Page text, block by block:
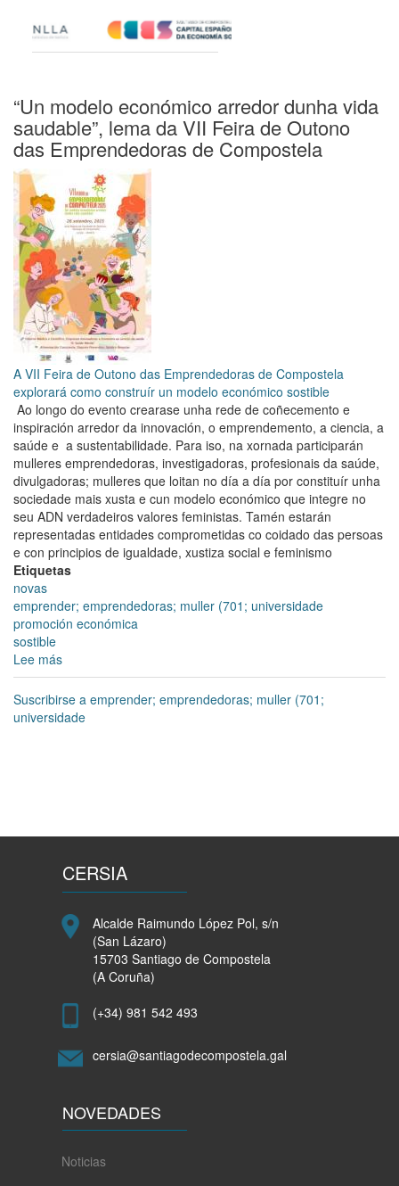
“Un modelo económico arredor dunha vida
saudable”, lema da VII Feira de Outono
das Emprendedoras de Compostela
A VII Feira de Outono das Emprendedoras de Compostela
explorará como construír un modelo económico sostible
Ao longo do evento crearase unha rede de coñecemento e
inspiración arredor da innovación, o emprendemento, a ciencia, a
saúde e a sustentabilidade. Para iso, na xornada participarán
mulleres emprendedoras, investigadoras, profesionais da saúde,
divulgadoras; mulleres que loitan no día a día por constituír unha
sociedade mais xusta e cun modelo económico que integre no
seu ADN verdadeiros valores feministas. Tamén estarán
representadas entidades comprometidas co coidado das persoas
e con principios de igualdade, xustiza social e feminismo
Etiquetas
novas
emprender; emprendedoras; muller (701; universidade
promoción económica
sostible
Lee más
“Un
modelo
económico
VII
de
Outono
Emprendedoras
de
Compostela
Suscribirse a emprender; emprendedoras; muller (701;
universidade
CERSIA
Alcalde Raimundo López Pol, s/n
(San Lázaro)
15703 Santiago de Compostela
(A Coruña)
(+34) 981 542 493
cersia@santiagodecompostela.gal
NOVEDADES
Noticias